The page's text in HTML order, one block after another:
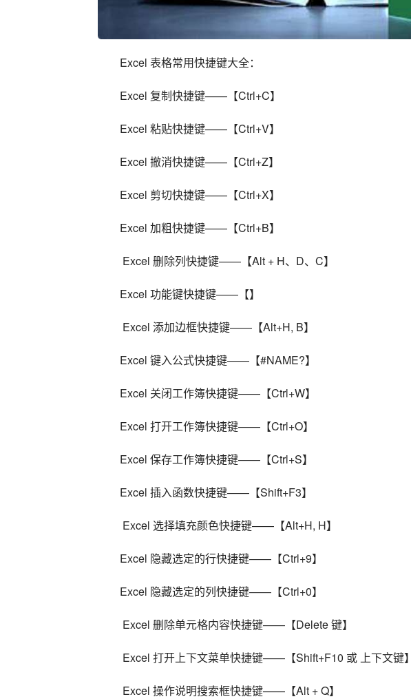
Excel 表格常用快捷键大全：
Excel 复制快捷键——【Ctrl+C】
Excel 粘贴快捷键——【Ctrl+V】
Excel 撤消快捷键——【Ctrl+Z】
Excel 剪切快捷键——【Ctrl+X】
Excel 加粗快捷键——【Ctrl+B】
Excel 删除列快捷键——【Alt + H、D、C】
Excel 功能键快捷键——【】
Excel 添加边框快捷键——【Alt+H, B】
Excel 键入公式快捷键——【#NAME?】
Excel 关闭工作簿快捷键——【Ctrl+W】
Excel 打开工作簿快捷键——【Ctrl+O】
Excel 保存工作簿快捷键——【Ctrl+S】
Excel 插入函数快捷键——【Shift+F3】
Excel 选择填充颜色快捷键——【Alt+H, H】
Excel 隐藏选定的行快捷键——【Ctrl+9】
Excel 隐藏选定的列快捷键——【Ctrl+0】
Excel 删除单元格内容快捷键——【Delete 键】
Excel 打开上下文菜单快捷键——【Shift+F10 或 上下文键】
Excel 操作说明搜索框快捷键——【Alt + Q】